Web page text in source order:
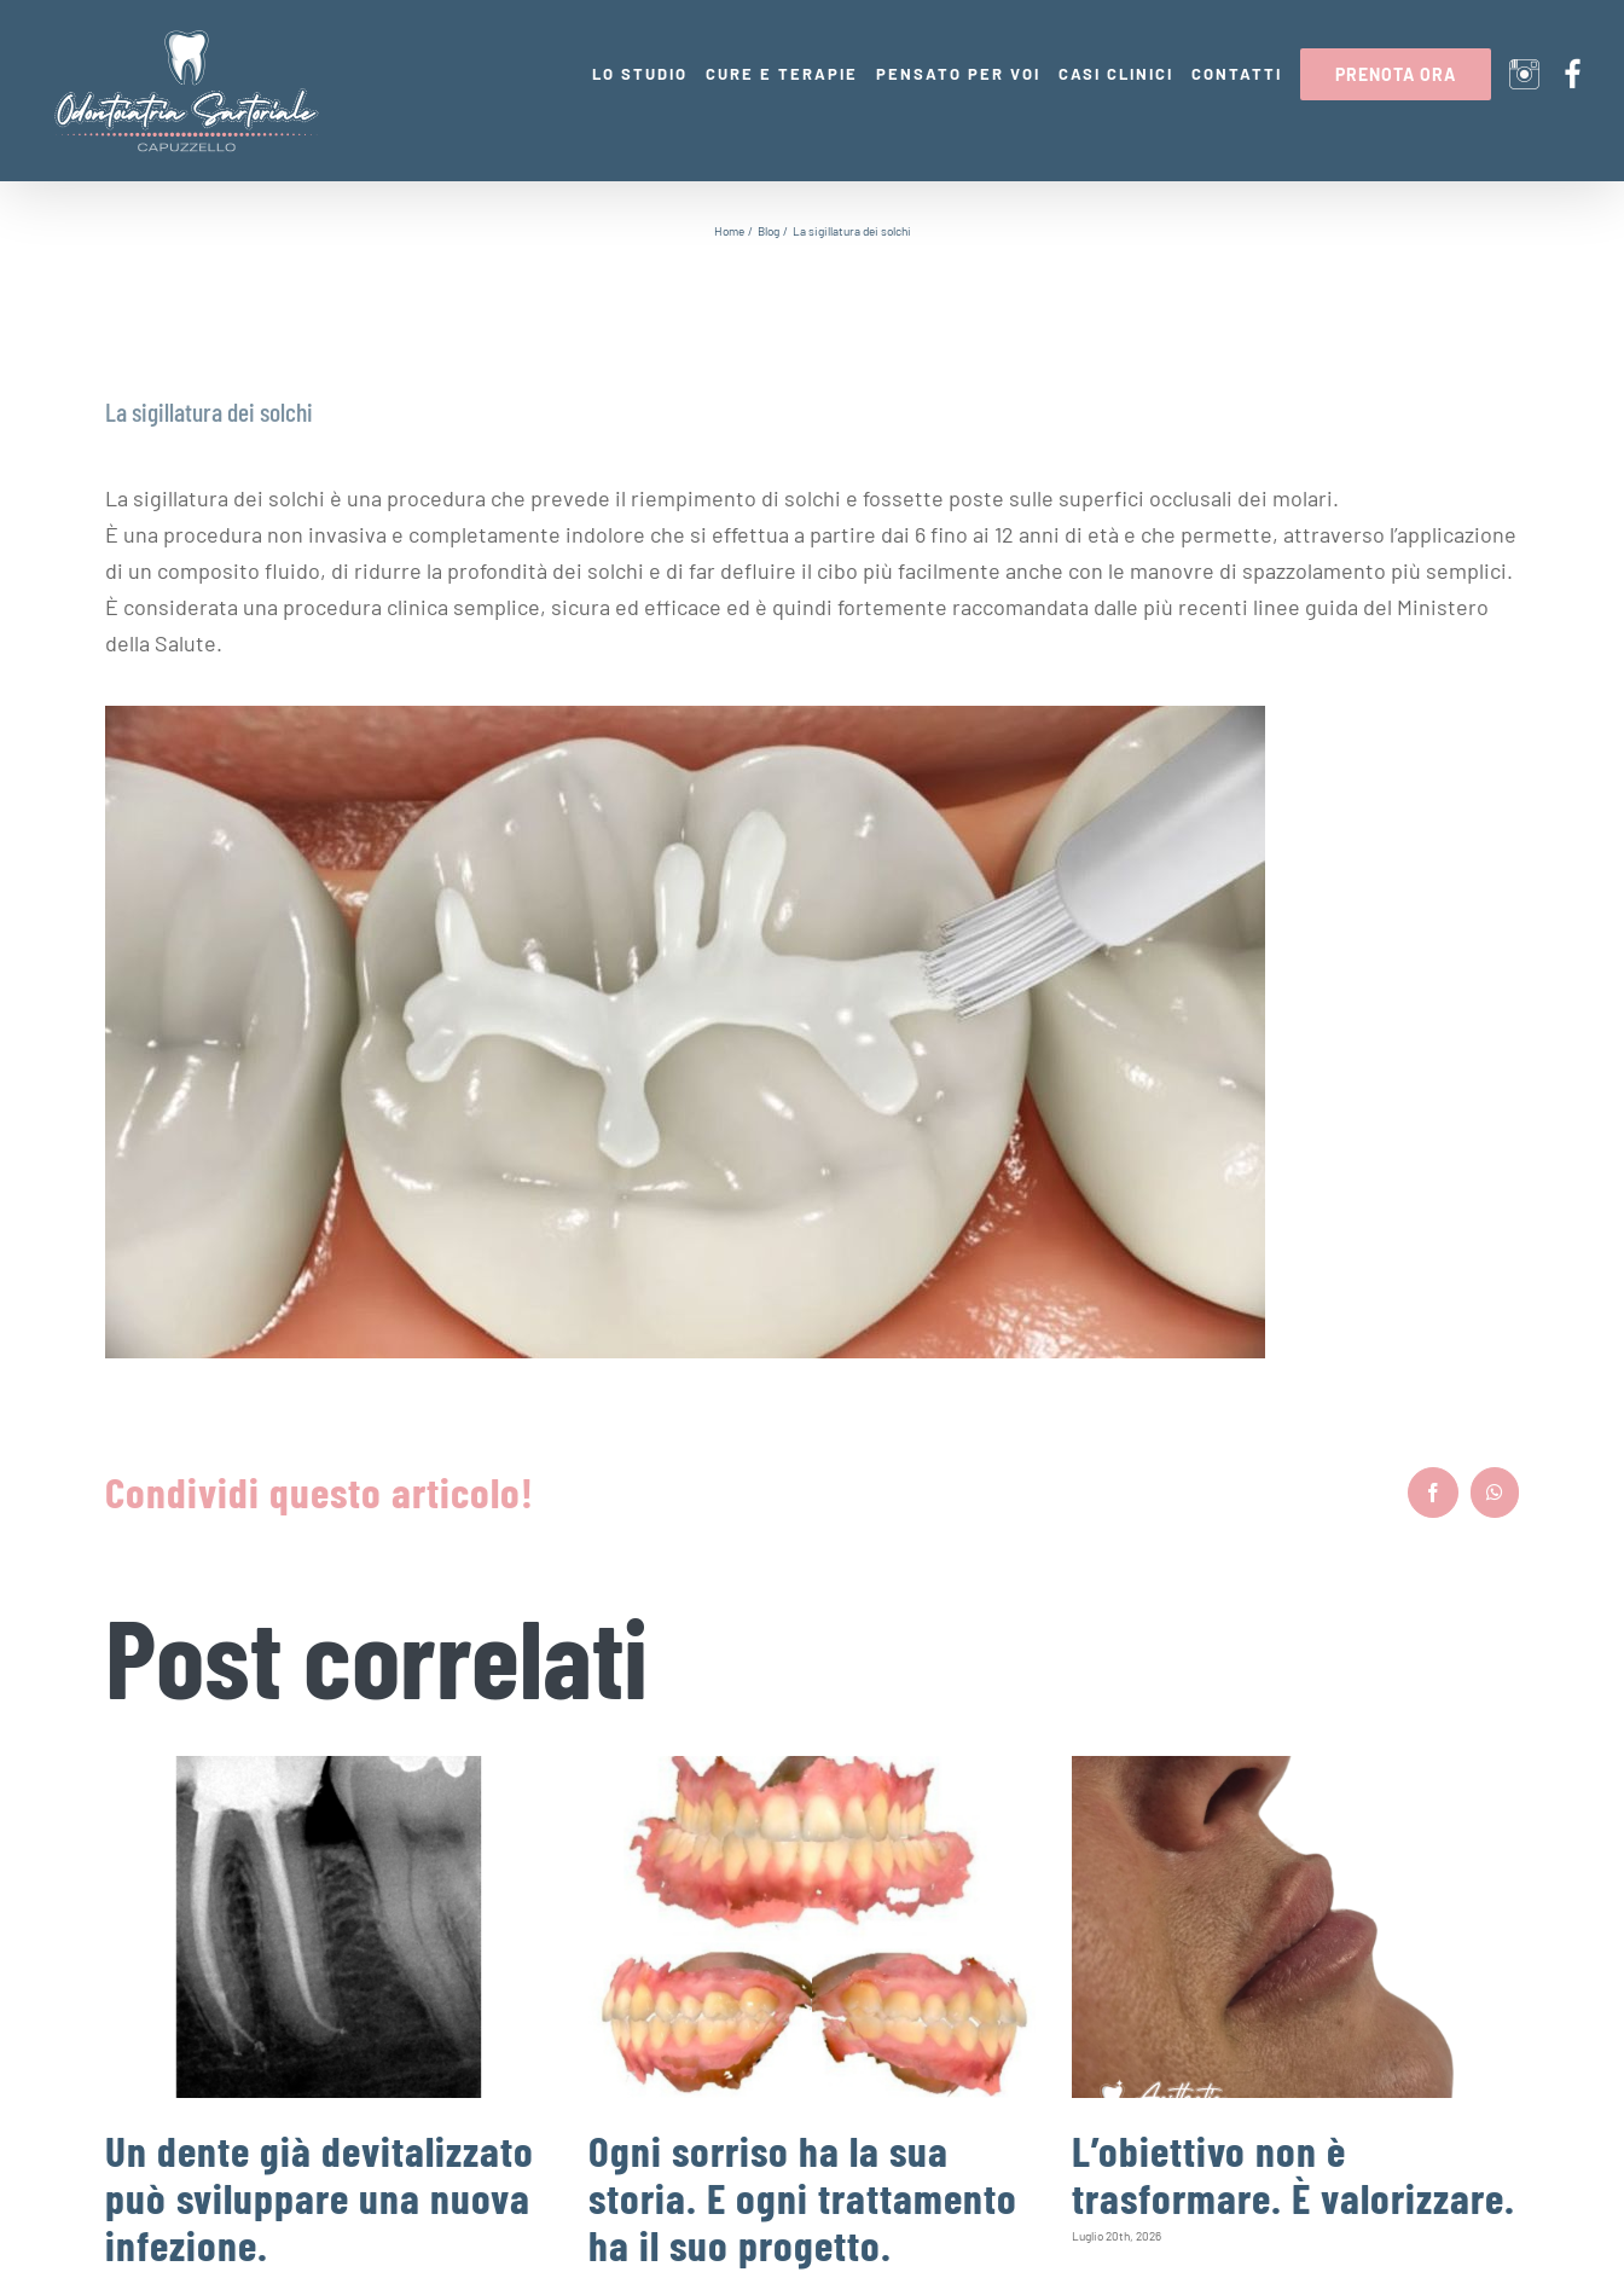
contenuto
LO STUDIO CURE E TERAPIE PENSATO PER VOI CASI CLINICI CONTATTI PRENOTA ORA
Home Blog La sigillatura dei solchi
La sigillatura dei solchi
La sigillatura dei solchi è una procedura che prevede il riempimento di solchi e fossette poste sulle superfici occlusali dei molari.
È una procedura non invasiva e completamente indolore che si effettua a partire dai 6 fino ai 12 anni di età e che permette, attraverso l’applicazione
di un composito fluido, di ridurre la profondità dei solchi e di far defluire il cibo più facilmente anche con le manovre di spazzolamento più semplici.
È considerata una procedura clinica semplice, sicura ed efficace ed è quindi fortemente raccomandata dalle più recenti linee guida del Ministero
della Salute.
Condividi questo articolo! FacebookWhatsApp
Post correlati
Un dente già devitalizzato
può sviluppare una nuova
infezione.
Ogni sorriso ha la sua
storia. E ogni trattamento
ha il suo progetto.
L’obiettivo non è
trasformare. È valorizzare.
Luglio 20th, 2026